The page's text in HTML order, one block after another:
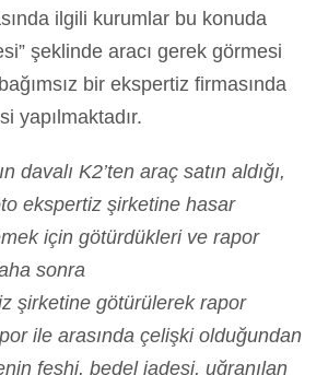
ilgili kurumlar bu konuda
şeklinde aracı gerek görmesi
bir ekspertiz firmasında
yapılmaktadır.
davalı K2’ten araç satın aldığı,
ekspertiz şirketine hasar
için götürdükleri ve rapor
sonra
şirketine götürülerek rapor
ile arasında çelişki olduğundan
feshi, bedel iadesi, uğranılan